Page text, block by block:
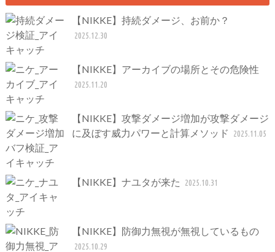
【NIKKE】持続ダメージ、お前か？
2025.12.30
【NIKKE】アーカイブの場所とその危険性
2025.11.20
【NIKKE】攻撃ダメージ増加が攻撃ダメージ
に及ぼす威力パワーと計算メソッド
2025.11.05
【NIKKE】ナユタが来た 2025.10.31
【NIKKE】防御力無視が無視しているもの
2025.10.29